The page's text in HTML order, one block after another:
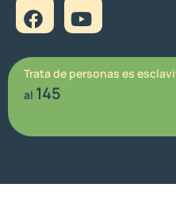
Trata de personas es
al 145